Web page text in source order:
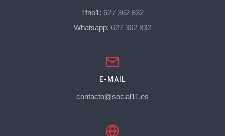
Tfno1: 627 362 832
Whatsapp: 627 362 832
E-MAIL
contacto@social11.es